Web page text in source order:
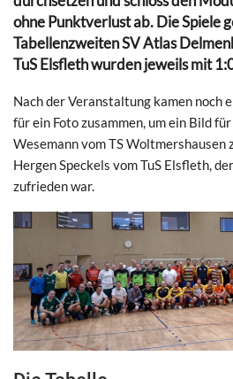
ohne Punktverlust ab. Die Spiele
Tabellenzweiten SV Atlas
TuS Elsfleth wurden jeweils mit
Nach der Veranstaltung kamen noch
für ein Foto zusammen, um ein Bild
Wesemann vom TS Woltmershausen
Hergen Speckels vom TuS Elsfleth,
zufrieden war.